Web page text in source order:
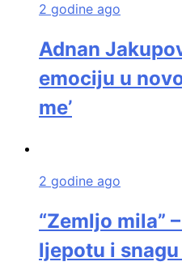
2 godine ago
Adnan
emociju u
me’
2 godine ago
“Zemljo mila”
ljepotu i